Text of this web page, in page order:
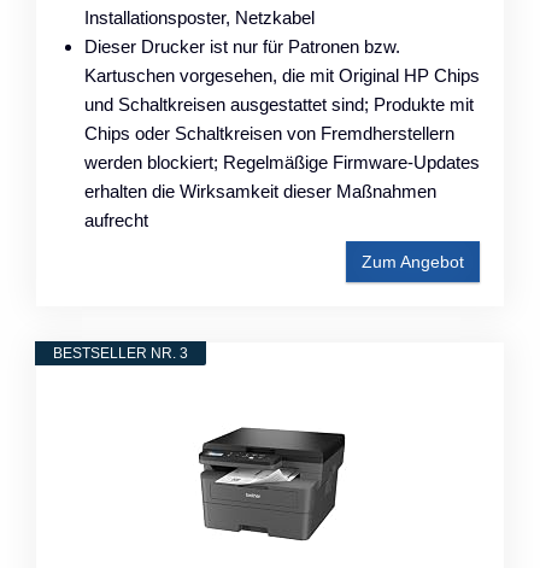
Installationsposter, Netzkabel
Dieser Drucker ist nur für Patronen bzw.
Kartuschen vorgesehen, die mit Original HP Chips
und Schaltkreisen ausgestattet sind; Produkte mit
Chips oder Schaltkreisen von Fremdherstellern
werden blockiert; Regelmäßige Firmware-Updates
erhalten die Wirksamkeit dieser Maßnahmen
aufrecht
Zum Angebot
BESTSELLER NR. 3